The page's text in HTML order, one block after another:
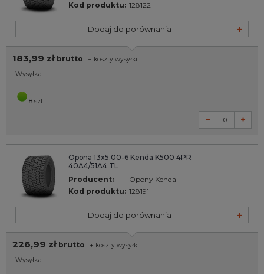
Kod produktu: 128122
Dodaj do porównania
183,99 zł brutto + koszty wysyłki
Wysyłka:
8 szt.
Opona 13x5.00-6 Kenda K500 4PR
40A4/51A4 TL
Producent:
Opony Kenda
Kod produktu: 128191
Dodaj do porównania
226,99 zł brutto + koszty wysyłki
Wysyłka: